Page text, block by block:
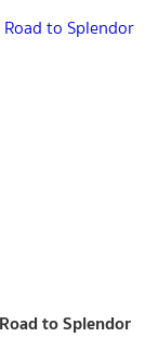
to Splendor